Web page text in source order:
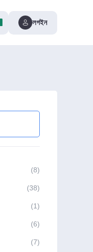
লগইন
(8)
(38)
(1)
(6)
(7)